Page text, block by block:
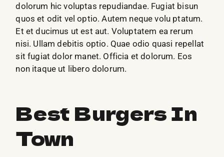
dolorum hic voluptas repudiandae. Fugiat bisun
quos et odit vel optio. Autem neque volu ptatum.
Et et ducimus ut est aut. Voluptatem ea rerum
nisi. Ullam debitis optio. Quae odio quasi repellat
sit fugiat dolor manet. Officia et dolorum. Eos
non itaque ut libero dolorum.
Best Burgers In
Town